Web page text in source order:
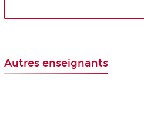
Autres enseignants